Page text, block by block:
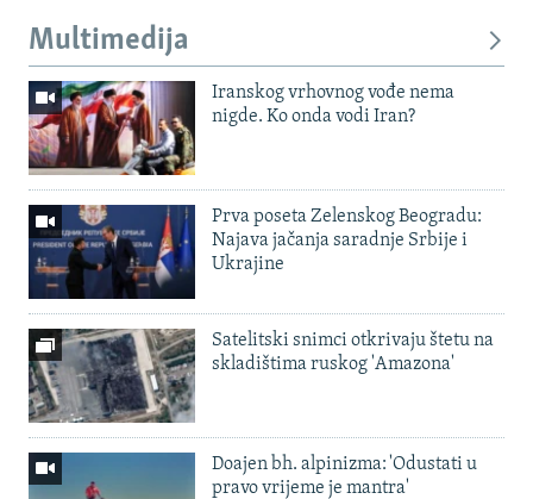
Multimedija
Iranskog vrhovnog vođe nema
nigde. Ko onda vodi Iran?
Prva poseta Zelenskog Beogradu:
Najava jačanja saradnje Srbije i
Ukrajine
Satelitski snimci otkrivaju štetu na
skladištima ruskog 'Amazona'
Doajen bh. alpinizma: 'Odustati u
pravo vrijeme je mantra'